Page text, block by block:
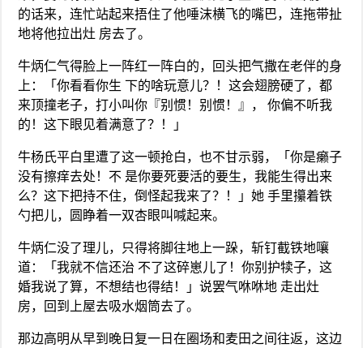
的话来，连忙站起来捂住了他唾沫横飞的嘴巴，连拖带扯
地将他拉出灶 房去了。
牛炳仁气得脸上一阵红一阵白的，回头把气撒在老伴的身
上：「你看看你生 下的啥玩意儿？！这会翅膀硬了，都
来顶撞老子，打小叫你『别惯！别惯！』， 你偏不听我
的！这下眼见着满意了？！」
牛杨氏平白里遭了这一顿抢白，也不甘示弱，「你是癞子
没有擦痒去处！不 是你要死要活的要生，我能生得出来
么？这下把持不住，倒怪起我来了？！」她 手里攥着铁
勺把儿，圆睁着一双杏眼叫喊起来。
牛炳仁没了理儿，只得将脚往地上一跺，斩钉截铁地嚷
道：「我就不信还治 不了这碎崽儿了！你别护犊子，这
婚我说了算，不想结也得结！」说罢气咻咻地 走出灶
房，回到上屋去吸水烟筒去了。
那边高明从早到晚日复一日在圈场和麦田之间往返，这边